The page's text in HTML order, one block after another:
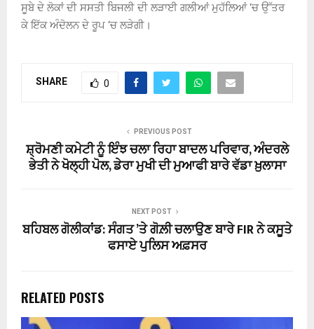
ਸੂਬੇ ਦੇ ਲੋਕਾਂ ਦੀ ਸਸਤੀ ਬਿਜਲੀ ਦੀ ਲੜਾਈ ਗਲੀਆਂ ਮੁਹੱਲਿਆਂ ‘ਚ ਉੱਤਰ
ਕੇ ਇੱਕ ਅੰਦੋਲਨ ਦੇ ਰੂਪ ‘ਚ ਲੜੇਗੀ।
SHARE 0
PREVIOUS POST
ਸ਼੍ਰੋਮਣੀ ਕਮੇਟੀ ਨੂੰ ਇੰਝ ਚਲਾ ਰਿਹਾ ਬਾਦਲ ਪਰਿਵਾਰ, ਅੰਦਰਲੇ
ਭੇਤੀ ਨੇ ਖੋਲ੍ਹੀ ਪੋਲ, ਡੇਰਾ ਮੁਖੀ ਦੀ ਮੁਆਫੀ ਬਾਰੇ ਵੱਡਾ ਖ਼ੁਲਾਸਾ
NEXT POST
ਬਹਿਬਲ ਗੋਲੀਕਾਂਡ: ਸੰਗਤ ’ਤੇ ਗੋਲ਼ੀ ਚਲਾਉਣ ਬਾਰੇ FIR ਨੇ ਕਸੂਤੇ
ਫਸਾਏ ਪੁਲਿਸ ਅਫ਼ਸਰ
RELATED POSTS